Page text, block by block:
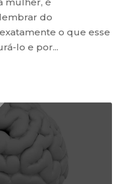
do
o que esse
lo e por...